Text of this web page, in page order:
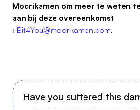
Modrikamen om meer te weten
aan bij deze overeenkomst
: Bit4You@modrikamen.com.
Have you suffered this